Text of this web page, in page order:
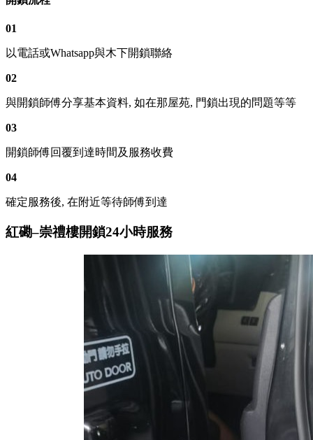
01
以電話或Whatsapp與木下開鎖聯絡
02
與開鎖師傅分享基本資料, 如在那屋苑, 門鎖出現的問題等等
03
開鎖師傅回覆到達時間及服務收費
04
確定服務後, 在附近等待師傅到達
紅磡–崇禮樓開鎖24小時服務